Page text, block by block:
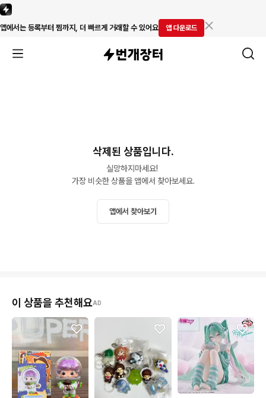
앱에서는 등록부터 찜까지, 더 빠르게 거래할 수 있어요 앱 다운로드
삭제된 상품입니다.
실망하지마세요!
가장 비슷한 상품을 앱에서 찾아보세요.
앱에서 찾아보기
이 상품을 추천해요AD